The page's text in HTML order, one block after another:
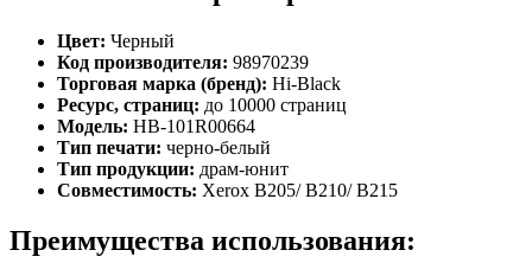
Цвет: Черный
Код производителя: 98970239
Торговая марка (бренд): Hi-Black
Ресурс, страниц: до 10000 страниц
Модель: HB-101R00664
Тип печати: черно-белый
Тип продукции: драм-юнит
Совместимость: Xerox B205/ B210/ B215
Преимущества использования: